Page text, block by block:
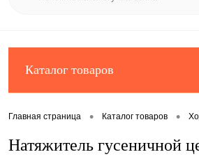
Каталог товаров
Главная страница • Каталог товаров •
Натяжитель гусеничной